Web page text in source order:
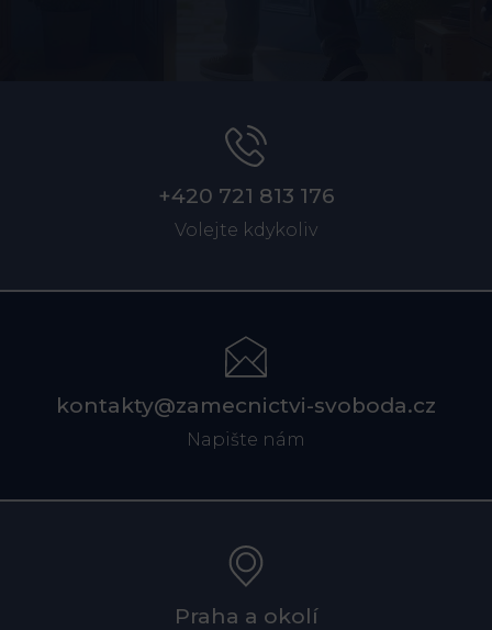
+420 721 813 176
Volejte kdykoliv
kontakty@zamecnictvi-svoboda.cz
Napište nám
Praha a okolí